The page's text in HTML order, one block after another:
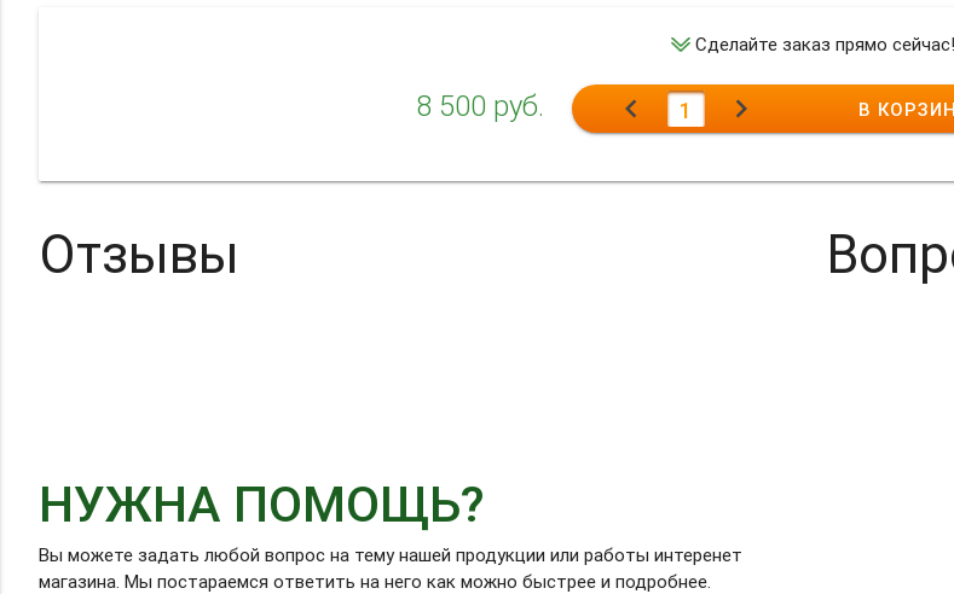
Сделайте заказ прямо сейчас!
8 500 руб. chevron_left 1 chevron_right В
Отзывы
НУЖНА ПОМОЩЬ?
Вы можете задать любой вопрос на тему нашей продукции или работы интеренет
магазина. Мы постараемся ответить на него как можно быстрее и подробнее.